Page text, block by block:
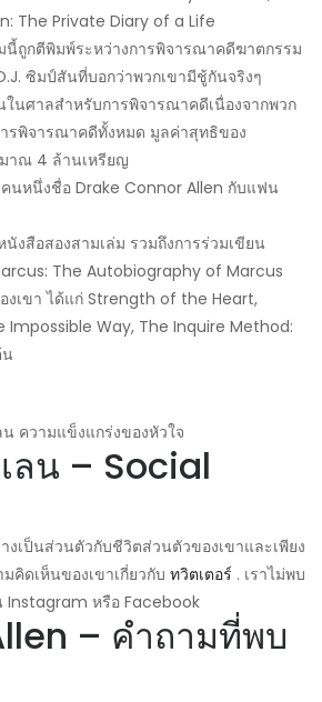
The Private Diary of a Life
ถูกตีพิมพ์ระหว่างการพิจารณาคดีฆาตกรรม
ซิมป์สันที่บอกว่าพวกเขามีชู้กันจริงๆ
ในศาลสำหรับการพิจารณาคดีเนื่องจากพวก
ารพิจารณาคดีทั้งหมด มูลค่าสุทธิของ
าณ 4 ล้านเหรียญ
นหนึ่งชื่อ Drake Connor Allen กับแฟน
งสือสองสามเล่ม รวมถึงการร่วมเขียน
The Autobiography of Marcus
งเขา ได้แก่ Strength of the Heart,
Impossible Way, The Inquire Method:
ความแข็งแกร่งของหัวใจ
ลน – Social
งเป็นส่วนตัวกับชีวิตส่วนตัวของเขาและเพียง
คิดเห็นของเขาเกี่ยวกับ ทวิตเตอร์ . เราไม่พบ
Instagram หรือ Facebook
– คำถามที่พบ